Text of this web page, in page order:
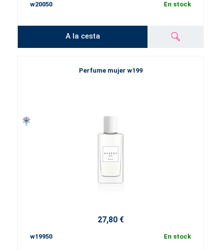
w20050 En stock
A la cesta
Perfume mujer w199
27,80 €
w19950 En stock